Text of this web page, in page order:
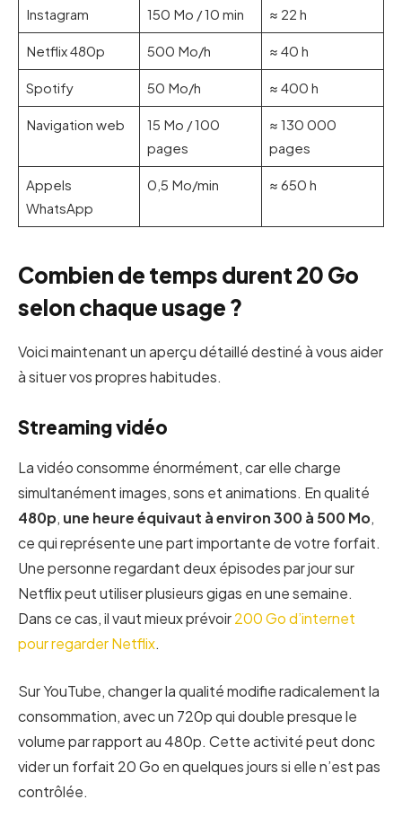
Instagram 150 Mo / 10 min ≈ 22 h
Netflix 480p 500 Mo/h ≈ 40 h
Spotify 50 Mo/h ≈ 400 h
Navigation web
15 Mo / 100
pages
≈ 130 000
pages
Appels
WhatsApp
0,5 Mo/min ≈ 650 h
Combien de temps durent 20 Go
selon chaque usage ?
Voici maintenant un aperçu détaillé destiné à vous aider
à situer vos propres habitudes.
Streaming vidéo
La vidéo consomme énormément, car elle charge
simultanément images, sons et animations. En qualité
480p, une heure équivaut à environ 300 à 500 Mo,
ce qui représente une part importante de votre forfait.
Une personne regardant deux épisodes par jour sur
Netflix peut utiliser plusieurs gigas en une semaine.
Dans ce cas, il vaut mieux prévoir200 Go d’internet
pour regarder Netflix.
Sur YouTube, changer la qualité modifie radicalement la
consommation, avec un 720p qui double presque le
volume par rapport au 480p. Cette activité peut donc
vider un forfait 20 Go en quelques jours si elle n’est pas
contrôlée.